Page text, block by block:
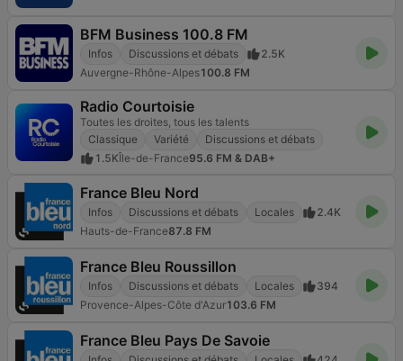
BFM Business 100.8 FM
Infos Discussions et débats
2.5K
Auvergne-Rhône-Alpes100.8 FM
Radio Courtoisie
Toutes les droites, tous les talents
Classique
Variété
Discussions et débats
1.5KÎle-de-France95.6 FM & DAB+
France Bleu Nord
Infos Discussions et débats Locales
2.4K
Hauts-de-France87.8 FM
France Bleu Roussillon
Infos Discussions et débats Locales
394
Provence-Alpes-Côte d'Azur103.6 FM
France Bleu Pays De Savoie